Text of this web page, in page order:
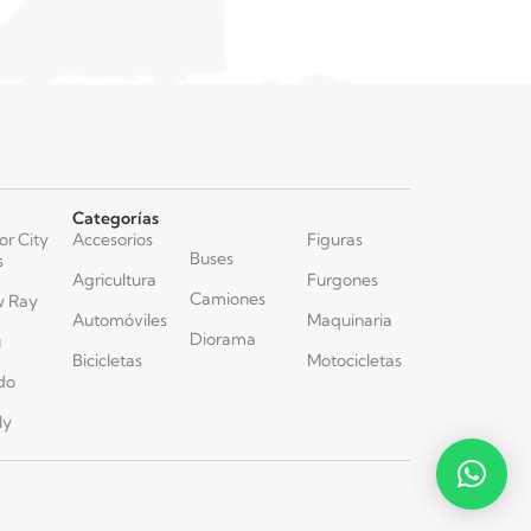
City
Ray
Categorías
Accesorios
Agricultura
Automóviles
Bicicletas
Buses
Camiones
Diorama
Figuras
Furgones
Maquinaria
Motocicletas